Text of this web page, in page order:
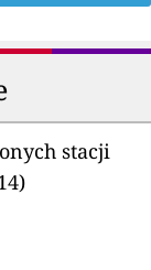
stacji